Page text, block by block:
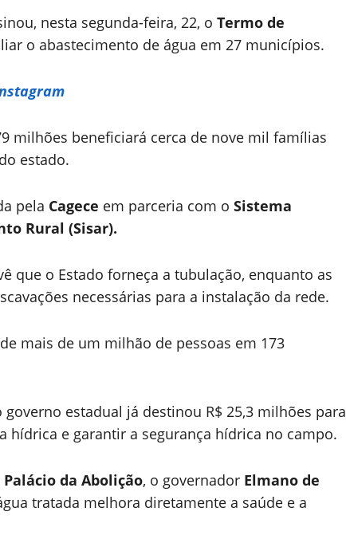
nesta segunda-feira, 22, o Termo de
o abastecimento de água em 27 municípios.
milhões beneficiará cerca de nove mil famílias
estado.
pela Cagece em parceria com o Sistema
Rural (Sisar).
que o Estado forneça a tubulação, enquanto as
necessárias para a instalação da rede.
mais de um milhão de pessoas em 173
governo estadual já destinou R$ 25,3 milhões para
hídrica e garantir a segurança hídrica no campo.
Palácio da Abolição, o governador Elmano de
tratada melhora diretamente a saúde e a